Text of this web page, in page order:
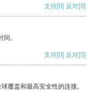
支持[0] 反对[0]
。
支持[0] 反对[0]
覆盖和最高安全性的连接。